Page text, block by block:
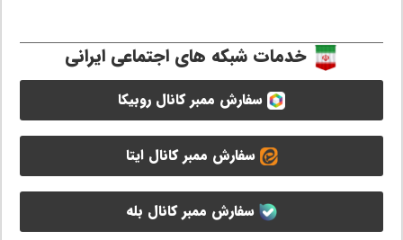
خدمات شبکه های اجتماعی ایرانی
سفارش ممبر کانال روبیکا
سفارش ممبر کانال ایتا
سفارش ممبر کانال بله